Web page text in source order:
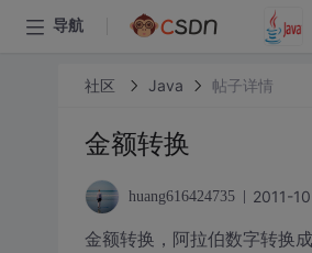
导航
社区 Java 帖子详情
金额转换
huang616424735 2011-
金额转换，阿拉伯数字转换